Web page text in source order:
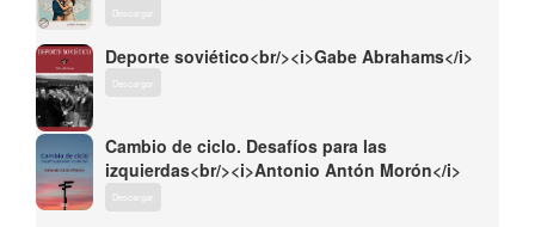
Descargar
Deporte soviético<br/><i>Gabe Abrahams</i>
Descargar
Cambio de ciclo. Desafíos para las
izquierdas<br/><i>Antonio Antón Morón</i>
Descargar